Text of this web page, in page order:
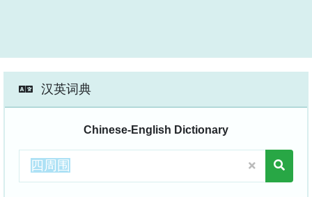
汉英词典
Chinese-English Dictionary